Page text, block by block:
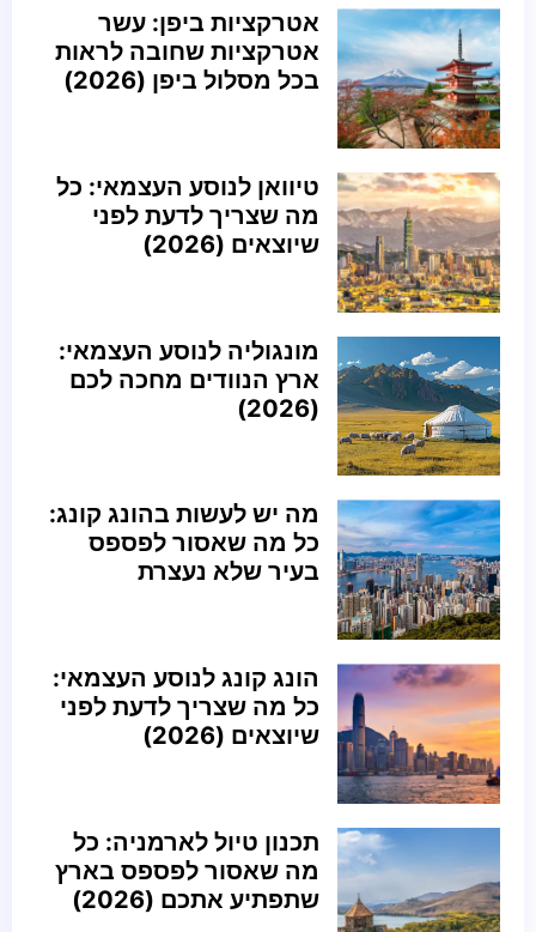
אטרקציות ביפן: עשר
אטרקציות שחובה לראות
בכל מסלול ביפן (2026)
טיוואן לנוסע העצמאי: כל
מה שצריך לדעת לפני
שיוצאים (2026)
מונגוליה לנוסע העצמאי:
ארץ הנוודים מחכה לכם
(2026)
מה יש לעשות בהונג קונג:
כל מה שאסור לפספס
בעיר שלא נעצרת
הונג קונג לנוסע העצמאי:
כל מה שצריך לדעת לפני
שיוצאים (2026)
תכנון טיול לארמניה: כל
מה שאסור לפספס בארץ
שתפתיע אתכם (2026)